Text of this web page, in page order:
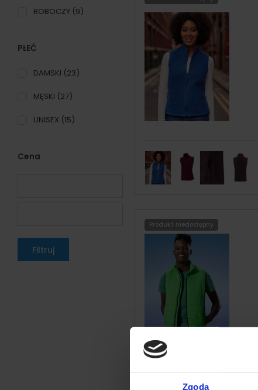
Zgoda
ROBOCZY (9)
PŁEĆ
DAMSKI (23)
MĘSKI (27)
UNISEX (15)
Cena
Filtruj
Produkt niedostępny